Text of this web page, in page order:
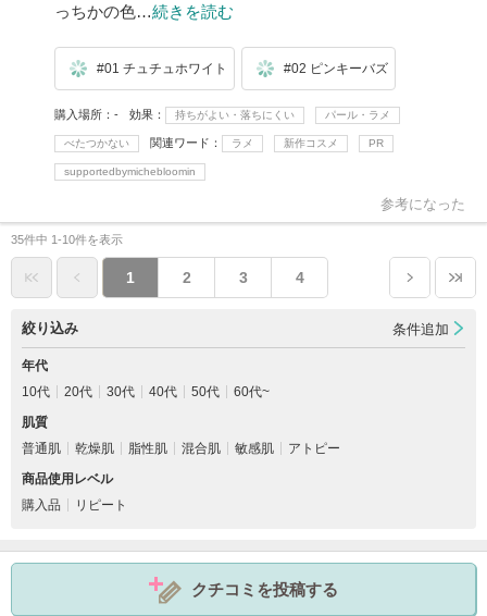
っちかの色…続きを読む
#01 チュチュホワイト #02 ピンキーバズ
購入場所 - 効果 持ちがよい・落ちにくい パール・ラメ
べたつかない 関連ワード ラメ 新作コスメ PR
supportedbymichebloomin
参考になった
35件中 1-10件を表示
1 2 3 4
絞り込み 条件追加
年代
10代
20代 30代 40代 50代
60代~
肌質
普通肌
乾燥肌 脂性肌 混合肌 敏感肌
アトピー
商品使用レベル
購入品
リピート
クチコミを投稿する